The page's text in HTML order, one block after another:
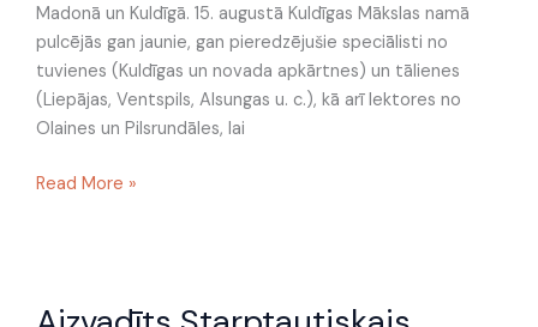
Madonā un Kuldīgā. 15. augustā Kuldīgas Mākslas namā
pulcējās gan jaunie, gan pieredzējušie speciālisti no
tuvienes (Kuldīgas un novada apkārtnes) un tālienes
(Liepājas, Ventspils, Alsungas u. c.), kā arī lektores no
Olaines un Pilsrundāles, lai
Read More »
Starptautiskais